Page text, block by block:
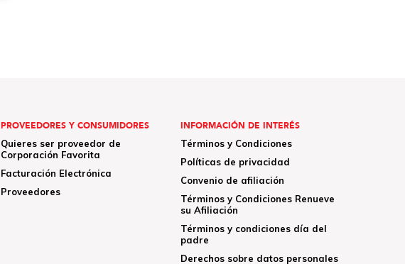
PROVEEDORES Y CONSUMIDORES
Quieres ser proveedor de
Corporación Favorita
Facturación Electrónica
Proveedores
INFORMACIÓN DE INTERÉS
Términos y Condiciones
Políticas de privacidad
Convenio de afiliación
Términos y Condiciones Renueve
su Afiliación
Términos y condiciones día del
padre
Derechos sobre datos personales